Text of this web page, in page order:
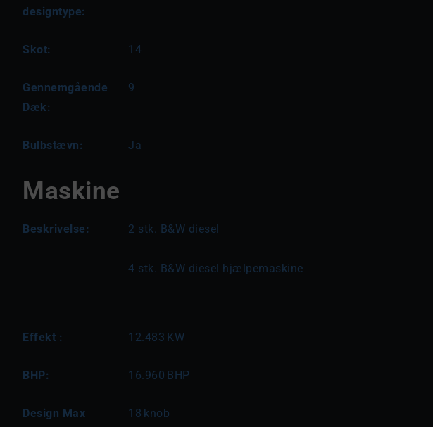
designtype:
Skot: 14
Gennemgående
Dæk:
9
Bulbstævn: Ja
Maskine
Beskrivelse: 2 stk. B&W diesel
4 stk. B&W diesel hjælpemaskine
Effekt : 12.483 KW
BHP: 16.960 BHP
Design Max
18 knob